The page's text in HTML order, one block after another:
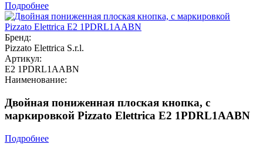
Подробнее
Бренд:
Pizzato Elettrica S.r.l.
Артикул:
E2 1PDRL1AABN
Наименование:
Двойная пониженная плоская кнопка, c
маркировкой Pizzato Elettrica E2 1PDRL1AABN
Подробнее